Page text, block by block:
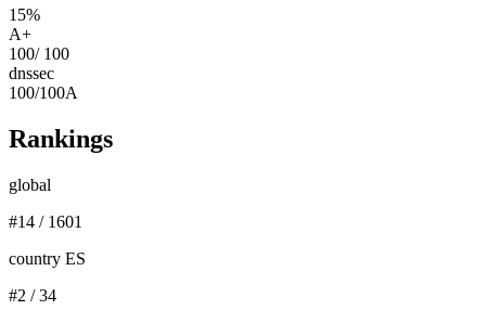
15%
A+
100/ 100
dnssec
100/100A
Rankings
global
#14 / 1601
country ES
#2 /34